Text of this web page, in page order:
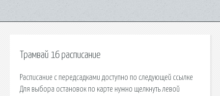
Трамвай 16 расписание
Расписание с передсадками доступно по следующей ссылке
Для выбора остановок по карте нужно щелкнуть левой